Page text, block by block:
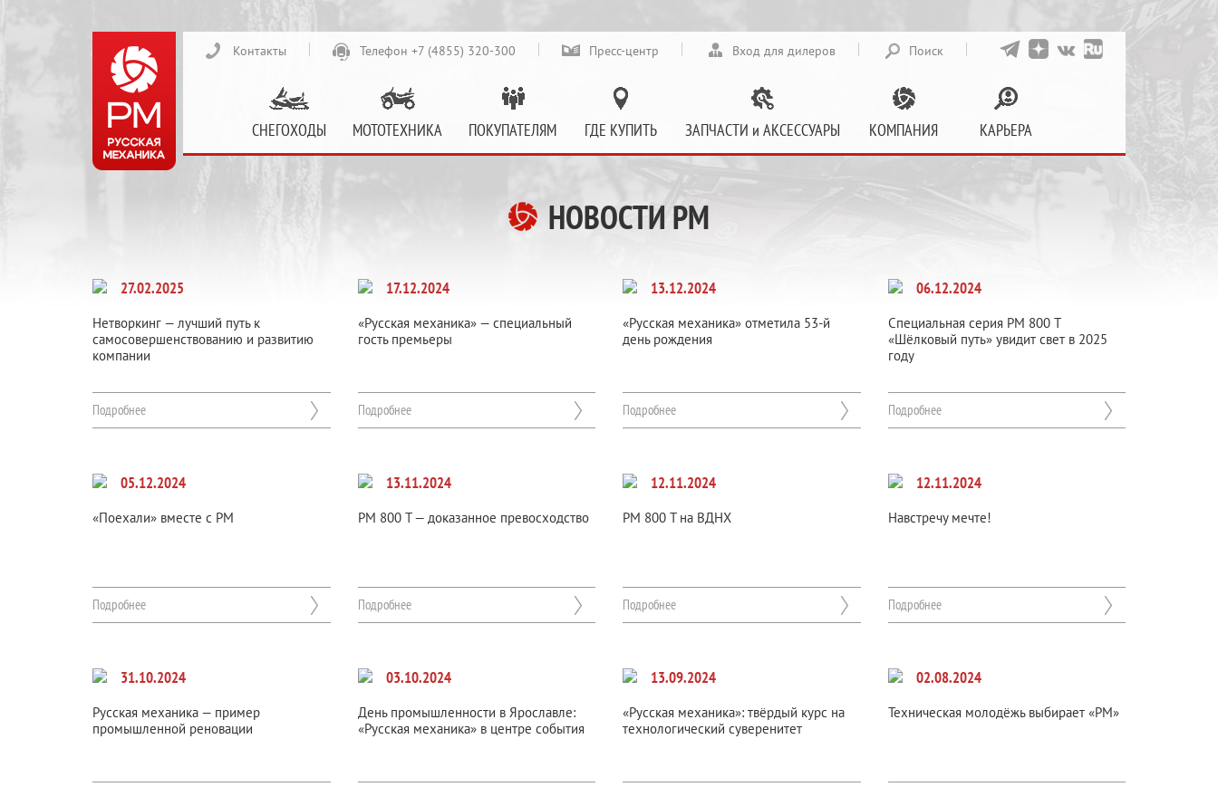
Контакты Телефон +7 (4855) 320-300 Пресс-центр Вход для дилеров Поиск
СНЕГОХОДЫ МОТОТЕХНИКА ПОКУПАТЕЛЯМ ГДЕ КУПИТЬ ЗАПЧАСТИ и АКСЕССУАРЫ КОМПАНИЯ КАРЬЕРА
НОВОСТИ РМ
27.02.2025
Нетворкинг — лучший путь к
самосовершенствованию и развитию
компании
Подробнее
17.12.2024
«Русская механика» — специальный
гость премьеры
Подробнее
13.12.2024
«Русская механика» отметила 53-й
день рождения
Подробнее
06.12.2024
Специальная серия РМ 800 Т
«Шёлковый путь» увидит свет в 2025
году
Подробнее
05.12.2024
«Поехали» вместе с РМ
Подробнее
13.11.2024
РМ 800 Т — доказанное превосходство
Подробнее
12.11.2024
РМ 800 Т на ВДНХ
Подробнее
12.11.2024
Навстречу мечте!
Подробнее
31.10.2024
Русская механика — пример
промышленной реновации
03.10.2024
День промышленности в Ярославле:
«Русская механика» в центре события
13.09.2024
«Русская механика»: твёрдый курс на
технологический суверенитет
02.08.2024
Техническая молодёжь выбирает «РМ»